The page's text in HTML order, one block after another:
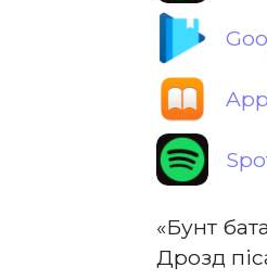
«Бунт
Дрозд